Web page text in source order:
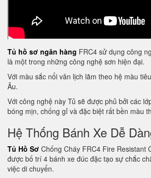
Tủ hồ sơ ngân hàng FRC4 sử dụng công
là một trong những công nghệ sơn hiện đại.
Với màu sắc nổi vân lịch lãm theo hệ màu
Âu.
Với công nghệ này Tủ sẽ được phủ bởi các
bóng mịn, chống gỉ và đặc biệt rất bền màu
Hệ Thống Bánh Xe Dễ
Tủ Hồ Sơ Chống Cháy FRC4 Fire Resistant
được bố trí 4 bánh xe đúc đặc tạo sự chắc
việc di chuyển.